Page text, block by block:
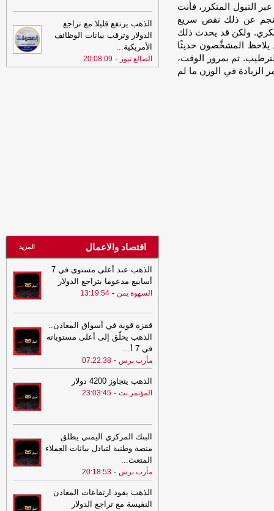
التبول المتكرر، فأنت
عن ذلك نقص سريع
ولكن قد يحدث ذلك
يلاحظ المشخَّصون حديثًا
ثم بمرور الوقت،
في الوزن ما لم
12:01
قوات الجيش تسقط طائرة
مسيرة تابعة لمليشيا الحوثي في أجواء
مأرب -الصهوة يمن
11:36
التهدئة و التصعيد و (الفيفا) و
الذهب يرتفع قليلا مع تراجع
الدولار وترقب بيانات الوظائف
الأمريكية...
الضالع نيوز -
20:08:09
اقتصاد والاعمال المزيد
الذهب عند أعلى مستوى في 7
أسابيع مدعوما بتراجع الدولار
السهوة يمن -
13:19:54
قفزة قوية في أسواق المعادن..
الذهب يحلّق إلى أعلى مستوياته
في 7 أ
...
مأرب برس -
07:22:38
الذهب يتجاوز 4200 دولار
المؤتمر.نت -
23:03:45
البنك المركزي اليمني يطلق
منصة وطنية لتبادل بيانات العملاء
المتعث...
مأرب برس -
20:18:53
الذهب يقود ارتفاعات المعادن
النفيسة مع تراجع الدولار